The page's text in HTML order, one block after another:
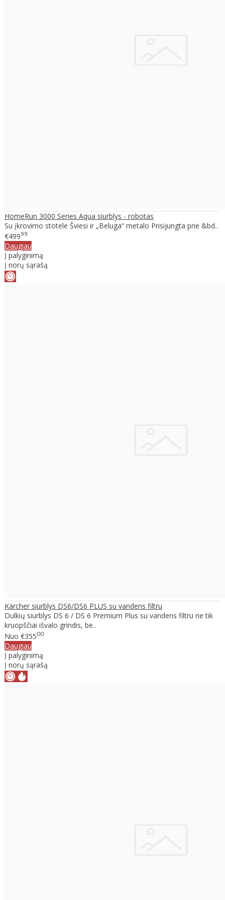
HomeRun 3000 Series Aqua siurblys - robotas
Su įkrovimo stotele Šviesi ir „Beluga“ metalo Prisijungta prie &bd..
€49999
Daugiau
Į palyginimą
Į norų sąrašą
Kärcher siurblys DS6/DS6 PLUS su vandens filtru
Dulkių siurblys DS 6 / DS 6 Premium Plus su vandens filtru ne tik
kruopščiai išvalo grindis, be..
Nuo €35500
Daugiau
Į palyginimą
Į norų sąrašą